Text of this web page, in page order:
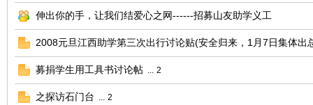
伸出你的手，让我们结爱心之网------招募山友助学义工
2008元旦江西助学第三次出行讨论贴(安全归来，1月7日集体出
募捐学生用工具书讨论帖 ... 2
之探访石门台 ... 2